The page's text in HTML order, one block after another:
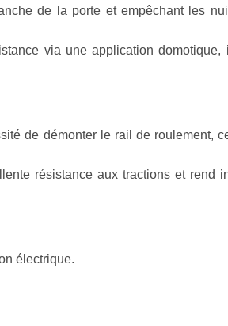
de la porte et empêchant les
via une application
de démonter le rail de roulement,
résistance aux tractions et rend
électrique.